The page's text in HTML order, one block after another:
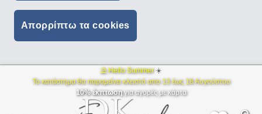
Απορρίπτω τα cookies
⛱ Hello Summer ☀️
Το κατάστημα θα παραμείνει κλειστό απο 13 έως 18 Αυγούστου
10% έκπτωσηγια αγορές με κάρτα